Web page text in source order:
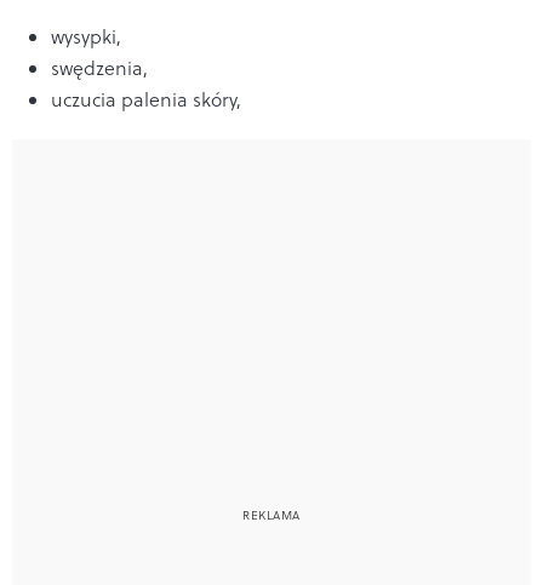
wysypki,
swędzenia,
uczucia palenia skóry,